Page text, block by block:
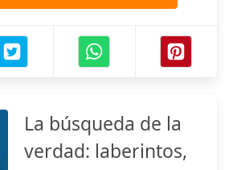
La búsqueda de la
verdad: laberintos,